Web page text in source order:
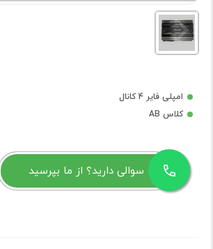
امپلی فایر 4 کانال
کلاس AB
سوالی دارید؟ از ما بپرسید